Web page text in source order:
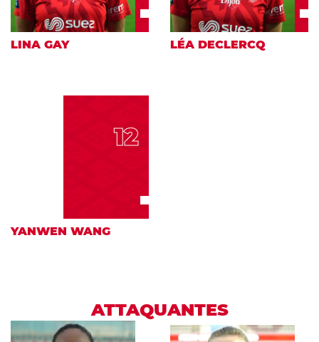
LINA GAY LÉA DECLERCQ
12
YANWEN WANG
ATTAQUANTES